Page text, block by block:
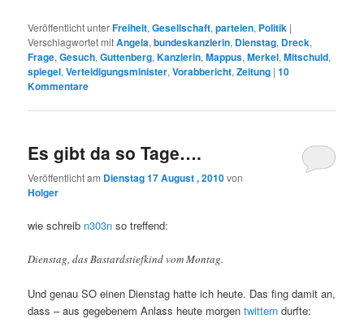
Veröffentlicht unterFreiheit,Gesellschaft,parteien, Politik |
Verschlagwortet mitAngela,bundeskanzlerin, Dienstag, Dreck,
Frage,Gesuch,Guttenberg,Kanzlerin,Mappus,Merkel,Mitschuld,
spiegel,Verteidigungsminister,Vorabbericht,Zeitung |10
Kommentare
Es gibt da so Tage….
Veröffentlicht am Dienstag 17 August , 2010von
Holger
wie schreib n303n so treffend:
Dienstag, das Bastardstiefkind vom Montag.
Und genau SO einen Dienstag hatte ich heute. Das fing damit an,
dass – aus gegebenem Anlass heute morgentwittern durfte: